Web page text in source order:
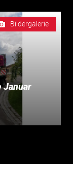
Bildergalerie
Januar